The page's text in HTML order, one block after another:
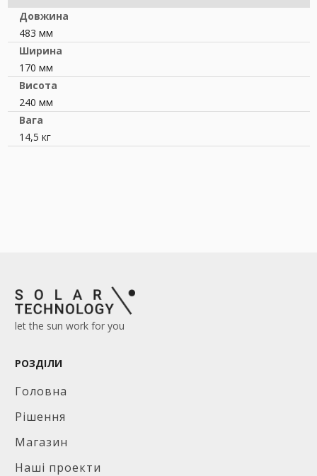
Довжина
483 мм
Ширина
170 мм
Висота
240 мм
Вага
14,5 кг
let the sun work for you
РОЗДІЛИ
Головна
Рішення
Магазин
Наші проекти